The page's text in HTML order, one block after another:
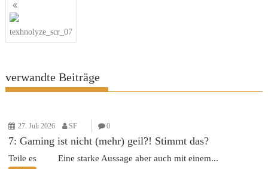
texhnolyze_scr_07
verwandte Beiträge
27. Juli 2026 SF 0
7: Gaming ist nicht (mehr) geil?! Stimmt das?
Teile es Eine starke Aussage aber auch mit einem...